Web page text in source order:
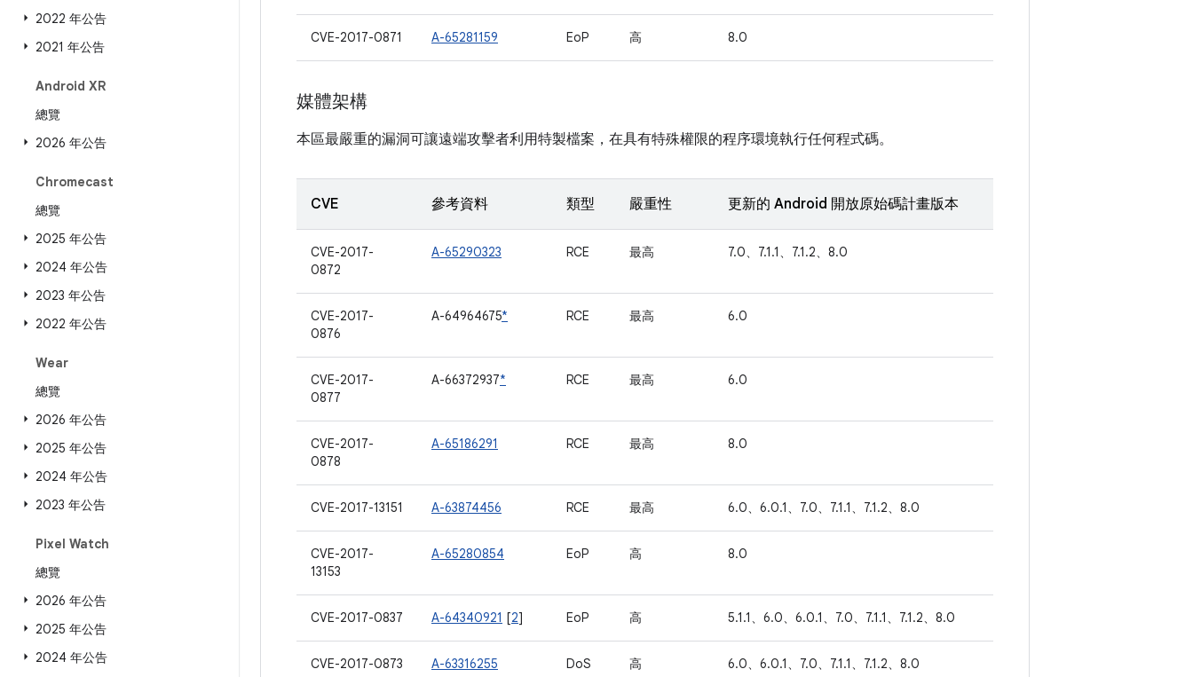
2022 年公告
2021 年公告
Android XR
總覽
2026 年公告
Chromecast
總覽
2025 年公告
2024 年公告
2023 年公告
2022 年公告
Wear
總覽
2026 年公告
2025 年公告
2024 年公告
2023 年公告
Pixel Watch
總覽
2026 年公告
2025 年公告
2024 年公告
CVE-2017-0871 A-65281159 EoP 高 8.0
媒體架構
本區最嚴重的漏洞可讓遠端攻擊者利用特製檔案，在具有特殊權限的程序環境執行任何程式碼。
CVE 參考資料 類型 嚴重性 更新的 Android 開放原始碼計畫版本
CVE-2017-
0872
A-65290323 RCE 最高 7.0、7.1.1、7.1.2、8.0
CVE-2017-
0876
A-64964675* RCE 最高 6.0
CVE-2017-
0877
A-66372937* RCE 最高 6.0
CVE-2017-
0878
A-65186291 RCE 最高 8.0
CVE-2017-13151 A-63874456 RCE 最高 6.0、6.0.1、7.0、7.1.1、7.1.2、8.0
CVE-2017-
13153
A-65280854 EoP 高 8.0
CVE-2017-0837 A-64340921 [2] EoP 高 5.1.1、6.0、6.0.1、7.0、7.1.1、7.1.2、8.0
CVE-2017-0873 A-63316255 DoS 高 6.0、6.0.1、7.0、7.1.1、7.1.2、8.0